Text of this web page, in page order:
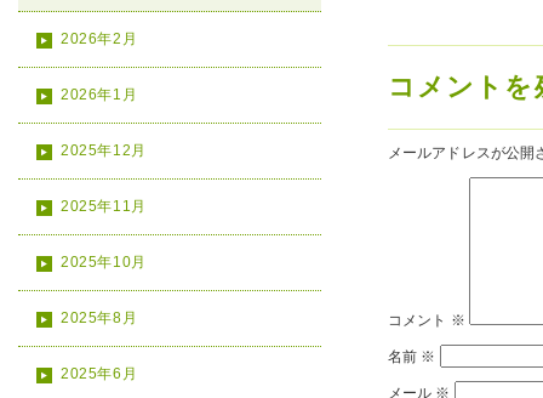
2026年2月
2026年1月
2025年12月
2025年11月
2025年10月
2025年8月
2025年6月
コメントを
メールアドレスが公開
コメント ※
名前 ※
メール ※